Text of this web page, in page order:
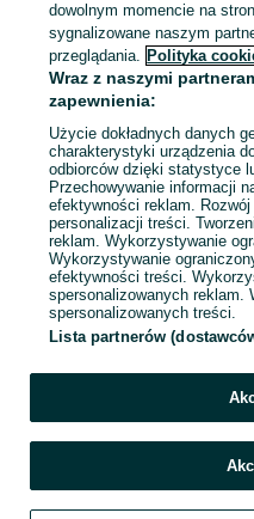
ID:1022853595
Zadzwoń / SMS
dowolnym momencie na
sygnalizowane naszym
przeglądania. Polityka
Wraz z naszymi
zapewnienia:
Użycie dokładnych danych
charakterystyki urządzenia
odbiorców dzięki statystyce
Przechowywanie informacji
efektywności reklam.
personalizacji treści.
reklam. Wykorzystywanie
Wykorzystywanie
efektywności treści.
spersonalizowanych reklam.
spersonalizowanych treści.
Lista partnerów